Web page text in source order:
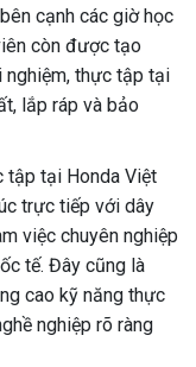
cạnh các giờ học
còn được tạo
nghiệm, thực tập tại
lắp ráp và bảo
tập tại Honda Việt
trực tiếp với dây
việc chuyên nghiệp
tế. Đây cũng là
cao kỹ năng thực
nghiệp rõ ràng